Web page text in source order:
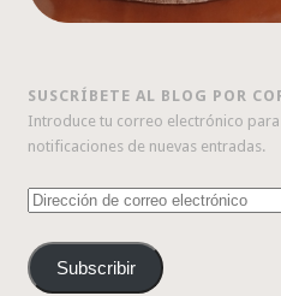
SUSCRÍBETE AL BLOG POR
Introduce tu correo electrónico
notificaciones de nuevas entradas.
Dirección
correo
electrónico
Subscribir